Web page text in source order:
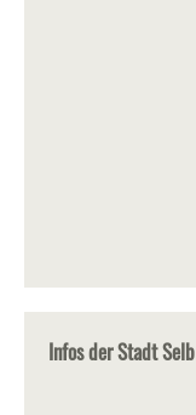
Infos der Stadt Selb